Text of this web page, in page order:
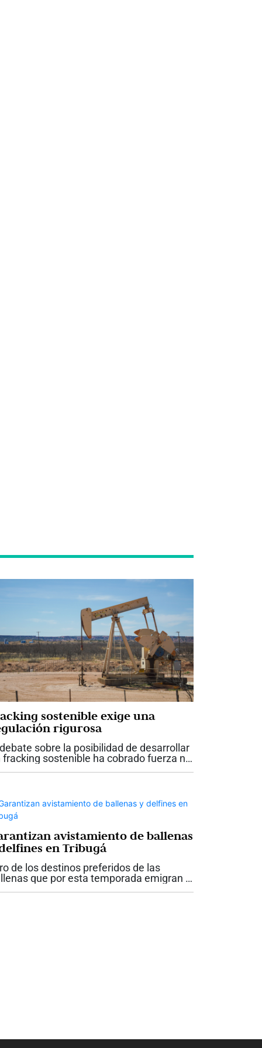
sostenible exige una
rigurosa
sobre la posibilidad de desarrollar
fracking sostenible ha cobrado fuerza no
avistamiento de ballenas
en Tribugá
de los destinos preferidos de las
que por esta temporada emigran a